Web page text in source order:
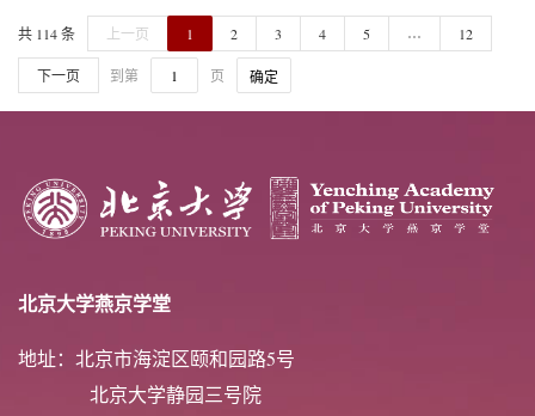
青年对话会，Alexander对中国的创新方式产生了浓厚
兴趣。在燕京学堂，他的专业方向是经济与管理，研
究凝结尾迹、山火减灾等气候解决方案的创业创新。
红书上活跃的新兴艺术博主，Varvara向中国观众分享
国际艺术趋势。她也热爱中国茶，加深了与中国文化
的日常连结。在燕京学堂，她计划研究中国现代艺
黎政治学院，获社会科学与人文学学士学位，主修法
律与政治科学，本科期间在北京大学交换学习一年。
检视立宪文本和国际文本中对清朝各藩属地位的争论
与重新界定。在学业之外，Paul曾牵头组织模拟联合
公司担任列车长，进入经合组织实习。Paul练习书
法，参加戏剧和舞蹈表演，弹奏吉他，期待融入北京
大学的学术氛围和校园生活。
共 114 条 上一页 1 2 3 4 5 … 12
下一页 到第 页 确定
北京大学燕京学堂
地址：北京市海淀区颐和园路5号
北京大学静园三号院